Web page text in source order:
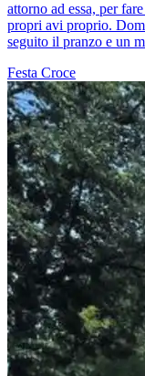
attorno ad essa, per
propri avi proprio.
seguito il pranzo e un
Festa Croce